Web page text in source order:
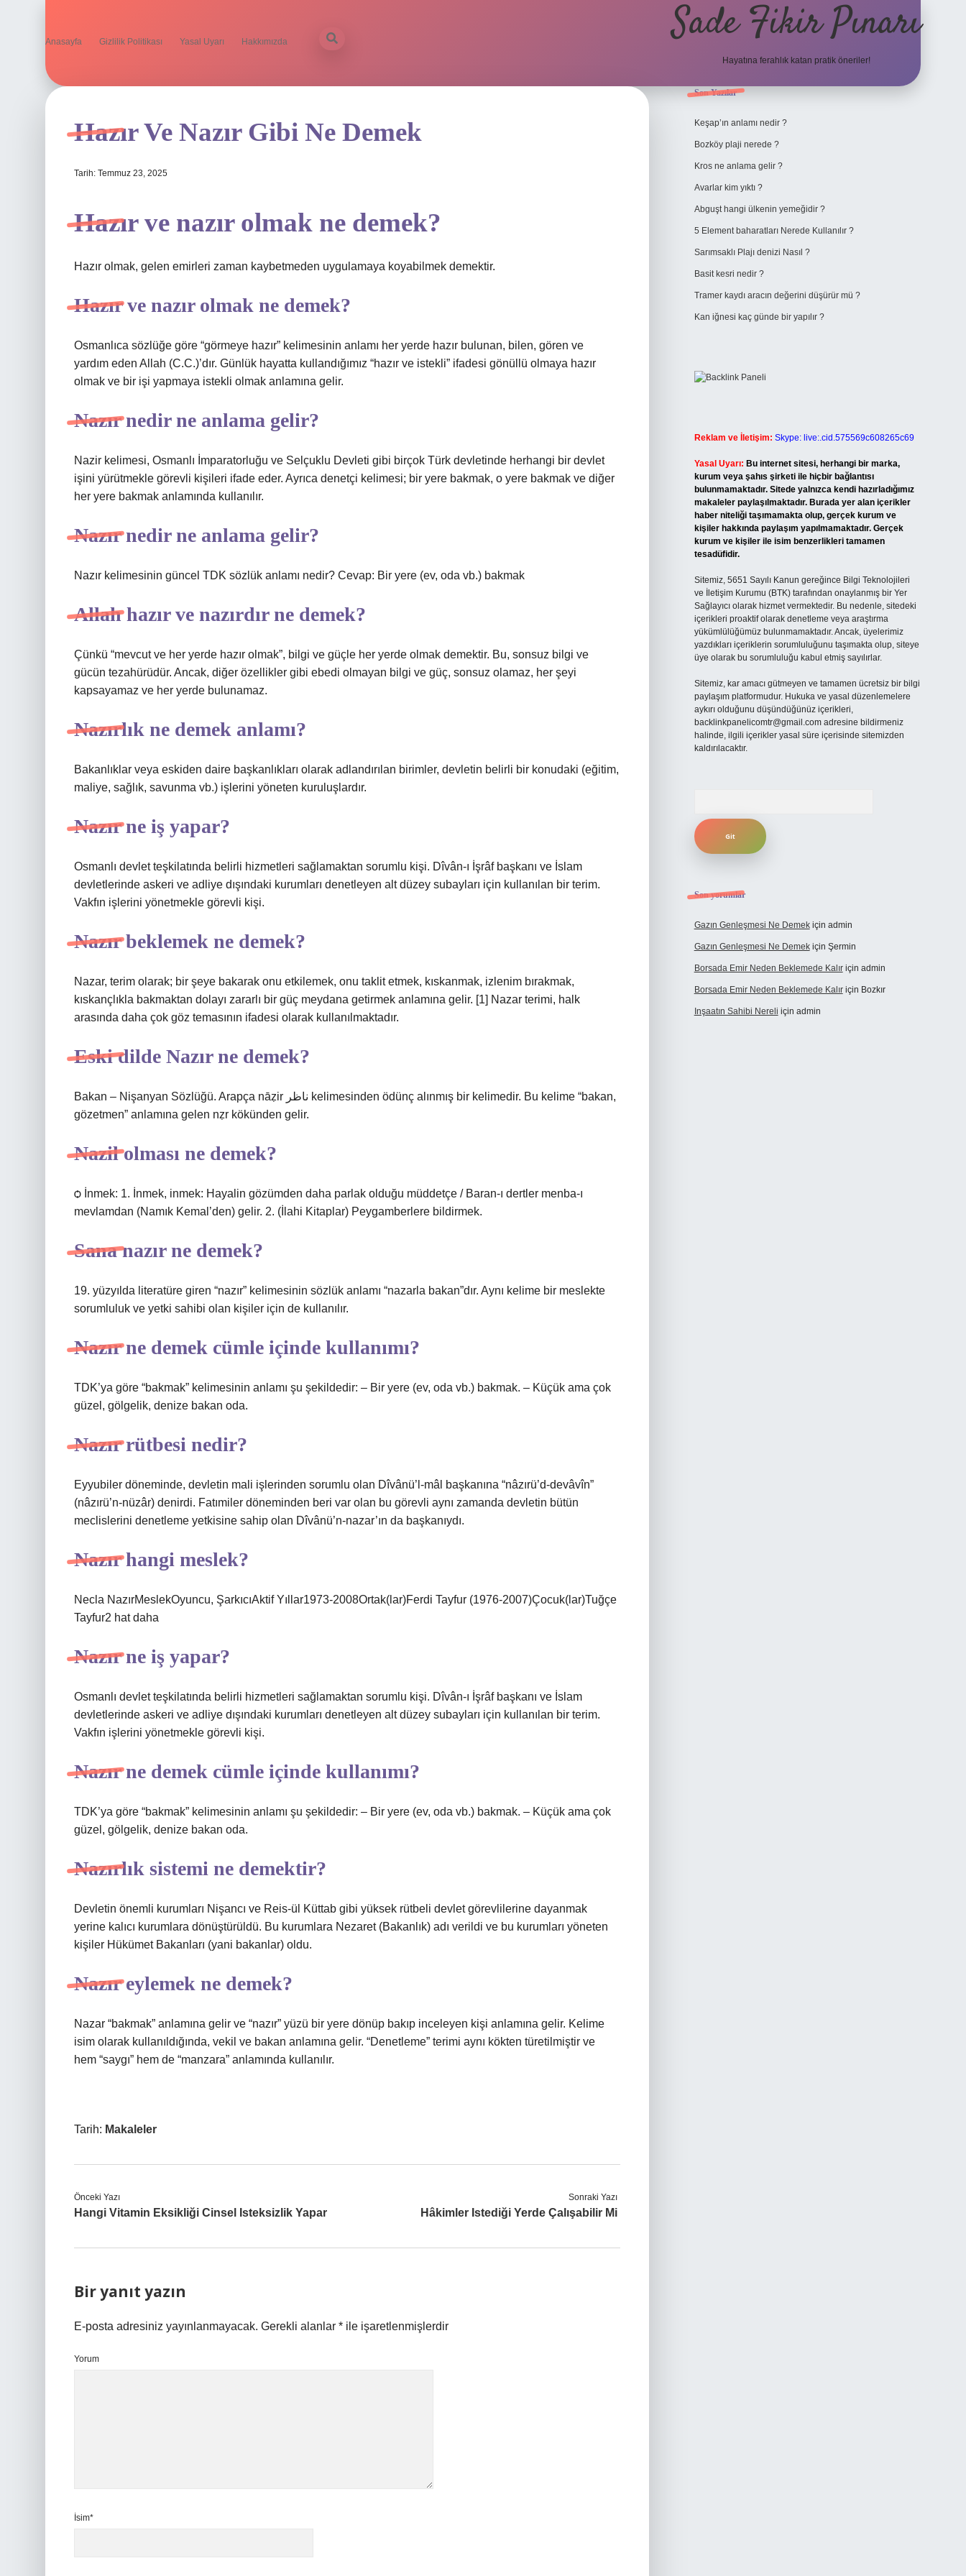
Anasayfa Gizlilik Politikası Yasal Uyarı Hakkımızda Sade Fikir Pınarı
Hayatına ferahlık katan pratik öneriler!
Hazır Ve Nazır Gibi Ne Demek
Tarih: Temmuz 23, 2025
Hazır ve nazır olmak ne demek?
Hazır olmak, gelen emirleri zaman kaybetmeden uygulamaya koyabilmek demektir.
Hazır ve nazır olmak ne demek?
Osmanlıca sözlüğe göre “görmeye hazır” kelimesinin anlamı her yerde hazır bulunan, bilen, gören ve
yardım eden Allah (C.C.)’dır. Günlük hayatta kullandığımız “hazır ve istekli” ifadesi gönüllü olmaya hazır
olmak ve bir işi yapmaya istekli olmak anlamına gelir.
Nazır nedir ne anlama gelir?
Nazir kelimesi, Osmanlı İmparatorluğu ve Selçuklu Devleti gibi birçok Türk devletinde herhangi bir devlet
işini yürütmekle görevli kişileri ifade eder. Ayrıca denetçi kelimesi; bir yere bakmak, o yere bakmak ve diğer
her yere bakmak anlamında kullanılır.
Nazır nedir ne anlama gelir?
Nazır kelimesinin güncel TDK sözlük anlamı nedir? Cevap: Bir yere (ev, oda vb.) bakmak
Allah hazır ve nazırdır ne demek?
Çünkü “mevcut ve her yerde hazır olmak”, bilgi ve güçle her yerde olmak demektir. Bu, sonsuz bilgi ve
gücün tezahürüdür. Ancak, diğer özellikler gibi ebedi olmayan bilgi ve güç, sonsuz olamaz, her şeyi
kapsayamaz ve her yerde bulunamaz.
Nazırlık ne demek anlamı?
Bakanlıklar veya eskiden daire başkanlıkları olarak adlandırılan birimler, devletin belirli bir konudaki (eğitim,
maliye, sağlık, savunma vb.) işlerini yöneten kuruluşlardır.
Nazır ne iş yapar?
Osmanlı devlet teşkilatında belirli hizmetleri sağlamaktan sorumlu kişi. Dîvân-ı İşrâf başkanı ve İslam
devletlerinde askeri ve adliye dışındaki kurumları denetleyen alt düzey subayları için kullanılan bir terim.
Vakfın işlerini yönetmekle görevli kişi.
Nazır beklemek ne demek?
Nazar, terim olarak; bir şeye bakarak onu etkilemek, onu taklit etmek, kıskanmak, izlenim bırakmak,
kıskançlıkla bakmaktan dolayı zararlı bir güç meydana getirmek anlamına gelir. [1] Nazar terimi, halk
arasında daha çok göz temasının ifadesi olarak kullanılmaktadır.
Eski dilde Nazır ne demek?
Bakan – Nişanyan Sözlüğü. Arapça nāẓir ناظر kelimesinden ödünç alınmış bir kelimedir. Bu kelime “bakan,
gözetmen” anlamına gelen nẓr kökünden gelir.
Nazil olması ne demek?
ѻ İnmek: 1. İnmek, inmek: Hayalin gözümden daha parlak olduğu müddetçe / Baran-ı dertler menba-ı
mevlamdan (Namık Kemal’den) gelir. 2. (İlahi Kitaplar) Peygamberlere bildirmek.
Sana nazır ne demek?
19. yüzyılda literatüre giren “nazır” kelimesinin sözlük anlamı “nazarla bakan”dır. Aynı kelime bir meslekte
sorumluluk ve yetki sahibi olan kişiler için de kullanılır.
Nazır ne demek cümle içinde kullanımı?
TDK’ya göre “bakmak” kelimesinin anlamı şu şekildedir: – Bir yere (ev, oda vb.) bakmak. – Küçük ama çok
güzel, gölgelik, denize bakan oda.
Nazır rütbesi nedir?
Eyyubiler döneminde, devletin mali işlerinden sorumlu olan Dîvânü’l-mâl başkanına “nâzırü’d-devâvîn”
(nâzırü’n-nüzâr) denirdi. Fatımiler döneminden beri var olan bu görevli aynı zamanda devletin bütün
meclislerini denetleme yetkisine sahip olan Dîvânü’n-nazar’ın da başkanıydı.
Nazır hangi meslek?
Necla NazırMeslekOyuncu, ŞarkıcıAktif Yıllar1973-2008Ortak(lar)Ferdi Tayfur (1976-2007)Çocuk(lar)Tuğçe
Tayfur2 hat daha
Nazır ne iş yapar?
Osmanlı devlet teşkilatında belirli hizmetleri sağlamaktan sorumlu kişi. Dîvân-ı İşrâf başkanı ve İslam
devletlerinde askeri ve adliye dışındaki kurumları denetleyen alt düzey subayları için kullanılan bir terim.
Vakfın işlerini yönetmekle görevli kişi.
Nazır ne demek cümle içinde kullanımı?
TDK’ya göre “bakmak” kelimesinin anlamı şu şekildedir: – Bir yere (ev, oda vb.) bakmak. – Küçük ama çok
güzel, gölgelik, denize bakan oda.
Nazırlık sistemi ne demektir?
Devletin önemli kurumları Nişancı ve Reis-ül Küttab gibi yüksek rütbeli devlet görevlilerine dayanmak
yerine kalıcı kurumlara dönüştürüldü. Bu kurumlara Nezaret (Bakanlık) adı verildi ve bu kurumları yöneten
kişiler Hükümet Bakanları (yani bakanlar) oldu.
Nazır eylemek ne demek?
Nazar “bakmak” anlamına gelir ve “nazır” yüzü bir yere dönüp bakıp inceleyen kişi anlamına gelir. Kelime
isim olarak kullanıldığında, vekil ve bakan anlamına gelir. “Denetleme” terimi aynı kökten türetilmiştir ve
hem “saygı” hem de “manzara” anlamında kullanılır.
Tarih: Makaleler
Önceki Yazı
Hangi Vitamin Eksikliği Cinsel Isteksizlik Yapar
Sonraki Yazı
Hâkimler Istediği Yerde Çalışabilir Mi
Bir yanıt yazın
E-posta adresiniz yayınlanmayacak. Gerekli alanlar * ile işaretlenmişlerdir
Yorum
İsim*
Sidebar
Son Yazılar
Keşap’ın anlamı nedir ?
Bozköy plaji nerede ?
Kros ne anlama gelir ?
Avarlar kim yıktı ?
Abguşt hangi ülkenin yemeğidir ?
5 Element baharatları Nerede Kullanılır ?
Sarımsaklı Plajı denizi Nasıl ?
Basit kesri nedir ?
Tramer kaydı aracın değerini düşürür mü ?
Kan iğnesi kaç günde bir yapılır ?
Reklam ve İletişim: Skype: live:.cid.575569c608265c69
Yasal Uyarı: Bu internet sitesi, herhangi bir marka,
kurum veya şahıs şirketi ile hiçbir bağlantısı
bulunmamaktadır. Sitede yalnızca kendi hazırladığımız
makaleler paylaşılmaktadır. Burada yer alan içerikler
haber niteliği taşımamakta olup, gerçek kurum ve
kişiler hakkında paylaşım yapılmamaktadır. Gerçek
kurum ve kişiler ile isim benzerlikleri tamamen
tesadüfidir.
Sitemiz, 5651 Sayılı Kanun gereğince Bilgi Teknolojileri
ve İletişim Kurumu (BTK) tarafından onaylanmış bir Yer
Sağlayıcı olarak hizmet vermektedir. Bu nedenle, sitedeki
içerikleri proaktif olarak denetleme veya araştırma
yükümlülüğümüz bulunmamaktadır. Ancak, üyelerimiz
yazdıkları içeriklerin sorumluluğunu taşımakta olup, siteye
üye olarak bu sorumluluğu kabul etmiş sayılırlar.
Sitemiz, kar amacı gütmeyen ve tamamen ücretsiz bir bilgi
paylaşım platformudur. Hukuka ve yasal düzenlemelere
aykırı olduğunu düşündüğünüz içerikleri,
backlinkpanelicomtr@gmail.comadresine bildirmeniz
halinde, ilgili içerikler yasal süre içerisinde sitemizden
kaldırılacaktır.
Son yorumlar
Gazın Genleşmesi Ne Demekiçin admin
Gazın Genleşmesi Ne Demekiçin Şermin
Borsada Emir Neden Beklemede Kalıriçin admin
Borsada Emir Neden Beklemede Kalıriçin Bozkır
Inşaatın Sahibi Nereli için admin